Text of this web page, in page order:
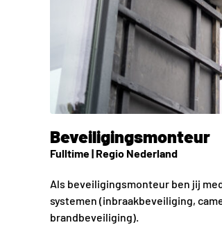
Beveiligingsmonteur
Fulltime | Regio Nederland
Als beveiligingsmonteur ben jij
systemen (inbraakbeveiliging,
brandbeveiliging).